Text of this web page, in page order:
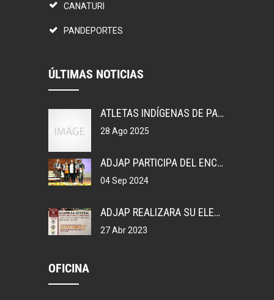
CANATURI
PANDEPORTES
ÚLTIMAS NOTICIAS
ATLETAS INDÍGENAS DE PANAMÁ, GANAN MEDALLAS EN COLOMBIA.
28 Ago 2025
ADJAP PARTICIPA DEL ENCUENTRO DEPORTIVO EN MEXICO
04 Sep 2024
ADJAP REALIZARA SU ELECCIONES DE JUNTA DIRECTIVA NACIONAL, 2023
27 Abr 2023
OFICINA